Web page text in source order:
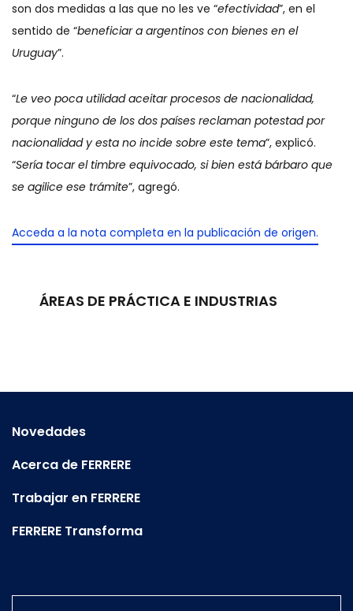
son dos medidas a las que no les ve “efectividad”, en el
sentido de “beneficiar a argentinos con bienes en el
Uruguay”.
“Le veo poca utilidad aceitar procesos de nacionalidad,
porque ninguno de los dos países reclaman potestad por
nacionalidad y esta no incide sobre este tema”, explicó.
“Sería tocar el timbre equivocado, si bien está bárbaro que
se agilice ese trámite”, agregó.
Acceda a la nota completa en la publicación de origen.
ÁREAS DE PRÁCTICA E INDUSTRIAS
Novedades
Acerca de FERRERE
Trabajar en FERRERE
FERRERE Transforma